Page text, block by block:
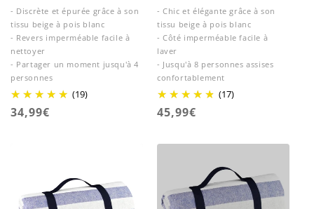
- Discrète et épurée grâce à son
tissu beige à pois blanc
- Revers imperméable facile à
nettoyer
- Partager un moment jusqu'à 4
personnes
(19)
Prix
34,99€
- Chic et élégante grâce à son
tissu beige à pois blanc
- Côté imperméable facile à
laver
- Jusqu'à 8 personnes assises
confortablement
(17)
Prix
45,99€